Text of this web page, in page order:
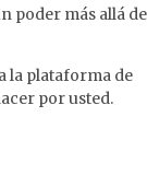
poder más allá de
la plataforma de
por usted.